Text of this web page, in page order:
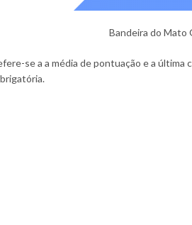
Bandeira do Mato
se a a média de pontuação e a